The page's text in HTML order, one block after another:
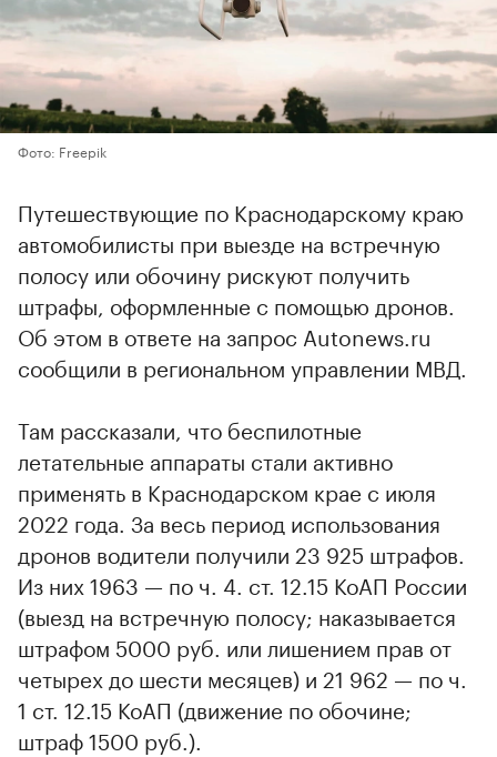
Фото: Freepik
Путешествующие по Краснодарскому краю
автомобилисты при выезде на встречную
полосу или обочину рискуют получить
штрафы, оформленные с помощью дронов.
Об этом в ответе на запрос Autonews.ru
сообщили в региональном управлении МВД.
Там рассказали, что беспилотные
летательные аппараты стали активно
применять в Краснодарском крае с июля
2022 года. За весь период использования
дронов водители получили 23 925 штрафов.
Из них 1963 — по ч. 4. ст. 12.15 КоАП России
(выезд на встречную полосу; наказывается
штрафом 5000 руб. или лишением прав от
четырех до шести месяцев) и 21 962 — по ч.
1 ст. 12.15 КоАП (движение по обочине;
штраф 1500 руб.).